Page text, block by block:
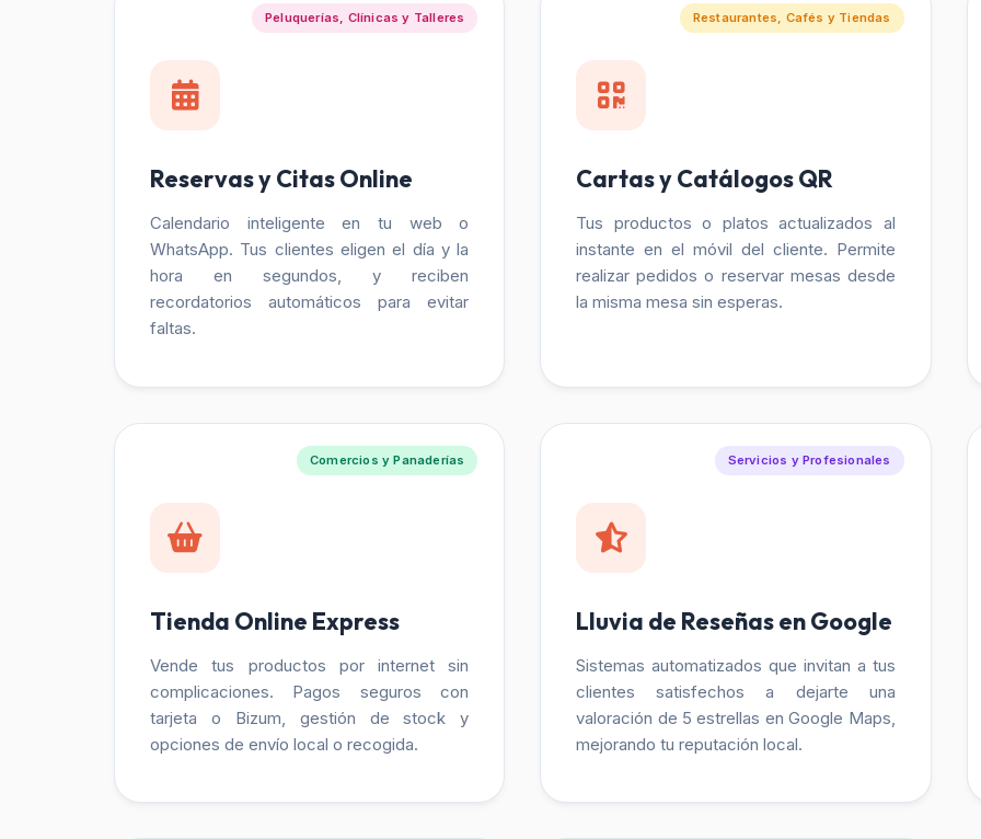
Peluquerías, Clínicas y Talleres
Reservas y Citas Online
Calendario inteligente en tu web o
WhatsApp. Tus clientes eligen el día y la
hora en segundos, y reciben
recordatorios automáticos para evitar
faltas.
Restaurantes, Cafés y Tiendas
Cartas y Catálogos QR
Tus productos o platos actualizados al
instante en el móvil del cliente. Permite
realizar pedidos o reservar mesas desde
la misma mesa sin esperas.
Comercios y Panaderías
Tienda Online Express
Vende tus productos por internet sin
complicaciones. Pagos seguros con
tarjeta o Bizum, gestión de stock y
opciones de envío local o recogida.
Servicios y Profesionales
Lluvia de Reseñas en Google
Sistemas automatizados que invitan a tus
clientes satisfechos a dejarte una
valoración de 5 estrellas en Google Maps,
mejorando tu reputación local.